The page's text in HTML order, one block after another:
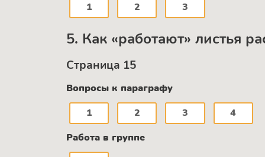
1
2 3
5. Как «работают» листья
Страница 15
Вопросы к параграфу
1
2 3
4
Работа в группе